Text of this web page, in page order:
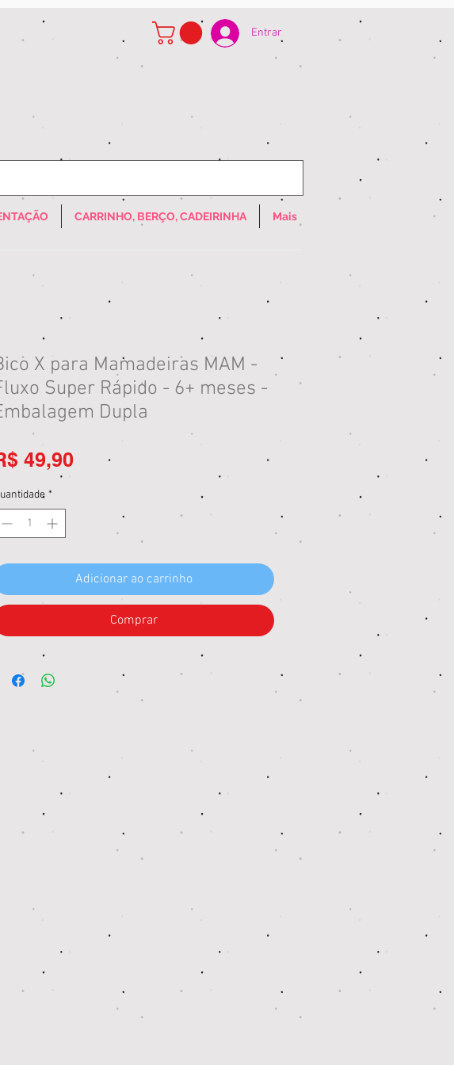
Entrar
CARRINHO, BERÇO, CADEIRINHA Mais
X para Mamadeiras MAM -
Super Rápido - 6+ meses -
Dupla
49,90 Preço
*
Adicionar ao carrinho
Comprar